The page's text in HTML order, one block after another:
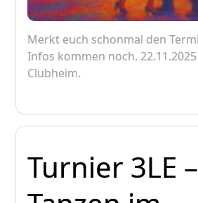
Merkt euch schonmal den
Infos kommen noch.
Clubheim.
Turnier 3LE –